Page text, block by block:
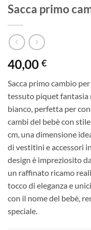
Sacca primo
40,00 €
Sacca primo cambio
tessuto piquet fantasia
bianco, perfetta per
cambi del bebè con
cm, una dimensione
di vestitini e accessori
design è impreziosito
un raffinato ricamo
tocco di eleganza e
con il nome del bebè,
speciale.